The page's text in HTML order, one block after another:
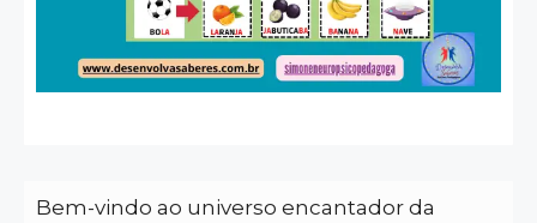
Bem-vindo ao universo encantador da